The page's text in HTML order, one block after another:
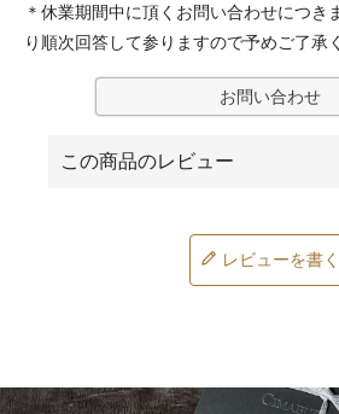
＊休業期間中に頂くお問い合わせにつき
り順次回答して参りますので予めご了承
お問い合わせ
レビューを書く